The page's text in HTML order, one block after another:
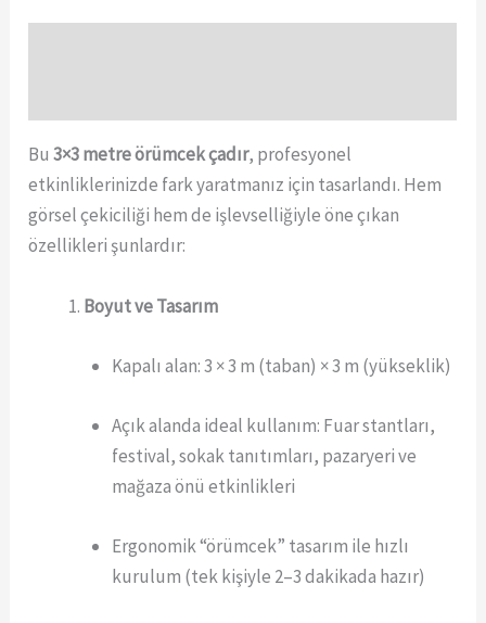
Bu3×3 metre örümcek çadır, profesyonel
etkinliklerinizde fark yaratmanız için tasarlandı. Hem
görsel çekiciliği hem de işlevselliğiyle öne çıkan
özellikleri şunlardır:
Boyut ve Tasarım
Kapalı alan: 3 × 3 m (taban) × 3 m (yükseklik)
Açık alanda ideal kullanım: Fuar stantları,
festival, sokak tanıtımları, pazaryeri ve
mağaza önü etkinlikleri
Ergonomik “örümcek” tasarım ile hızlı
kurulum (tek kişiyle 2–3 dakikada hazır)